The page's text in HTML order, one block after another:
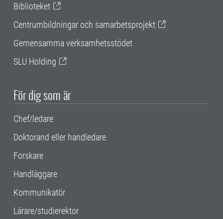
Biblioteket
Centrumbildningar och samarbetsprojekt
Gemensamma verksamhetsstödet
SLU Holding
För dig som är
Chef/ledare
Doktorand eller handledare
Forskare
Handläggare
Kommunikatör
Lärare/studierektor